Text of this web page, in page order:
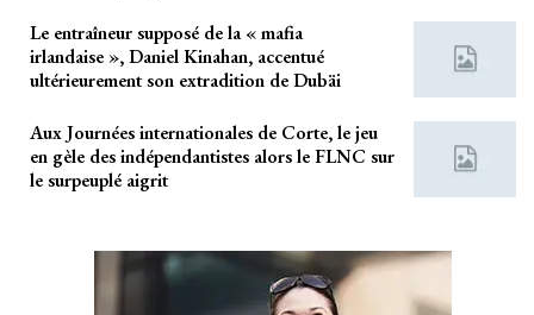
Le entraîneur supposé de la « mafia
irlandaise », Daniel Kinahan, accentué
ultérieurement son extradition de Dubäi
Aux Journées internationales de Corte, le jeu
en gèle des indépendantistes alors le FLNC sur
le surpeuplé aigrit